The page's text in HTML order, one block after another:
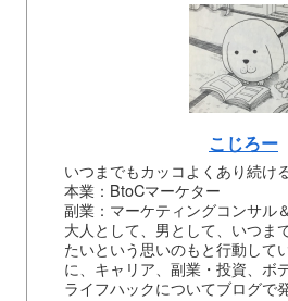
こじろー
いつまでもカッコよくあり続け
本業：BtoCマーケター
副業：マーケティングコンサル
大人として、男として、いつま
たいという思いのもと行動して
に、キャリア、副業・投資、ボ
ライフハックについてブログで発